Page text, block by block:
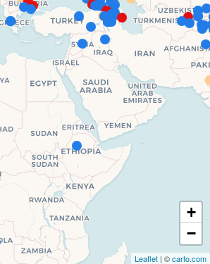
+
−
Leaflet | ©carto.com